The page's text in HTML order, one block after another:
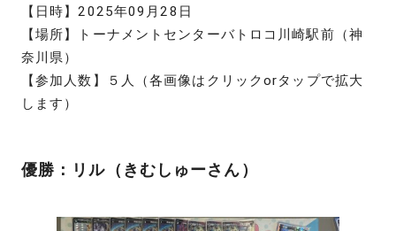
【日時】2025年09月28日
【場所】トーナメントセンターバトロコ川崎駅前（神
奈川県）
【参加人数】５人（各画像はクリックorタップで拡大
します）
優勝：リル（きむしゅーさん）